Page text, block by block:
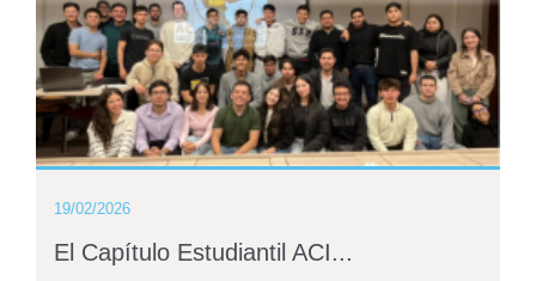
19/02/2026
El Capítulo Estudiantil ACI...